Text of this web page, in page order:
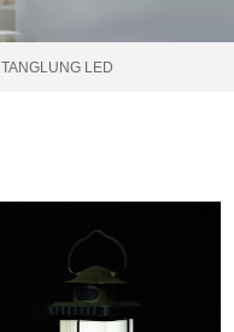
TANGLUNG LED